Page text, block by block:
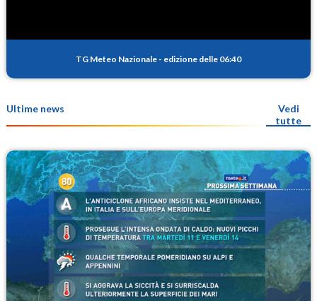
TG Meteo Nazionale - edizione delle 06:40
Ultime news
Vedi
tutte